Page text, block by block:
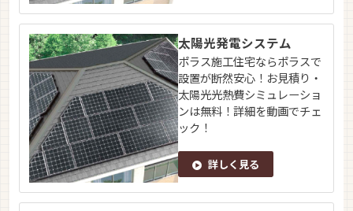
太陽光発電システム
ポラス施工住宅ならポラスで
設置が断然安心！お見積り・
太陽光光熱費シミュレーショ
ンは無料！詳細を動画でチェ
ック！
詳しく見る